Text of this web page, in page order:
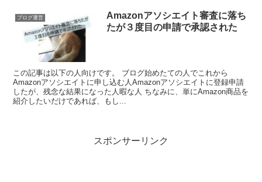
ブログ運営
Amazonアソシエイト審査に落ち
たが３度目の申請で承認された
この記事は以下の人向けです。 ブログ始めたての人でこれから
Amazonアソシエイトに申し込む人Amazonアソシエイトに登録申請
したが、残念な結果になった人暇な人 ちなみに、単にAmazon商品を
紹介したいだけであれば、もし...
スポンサーリンク